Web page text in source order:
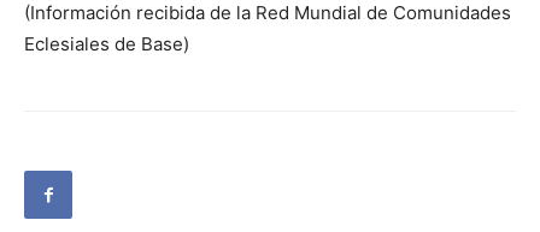
(Información recibida de la Red Mundial de Comunidades
Eclesiales de Base)